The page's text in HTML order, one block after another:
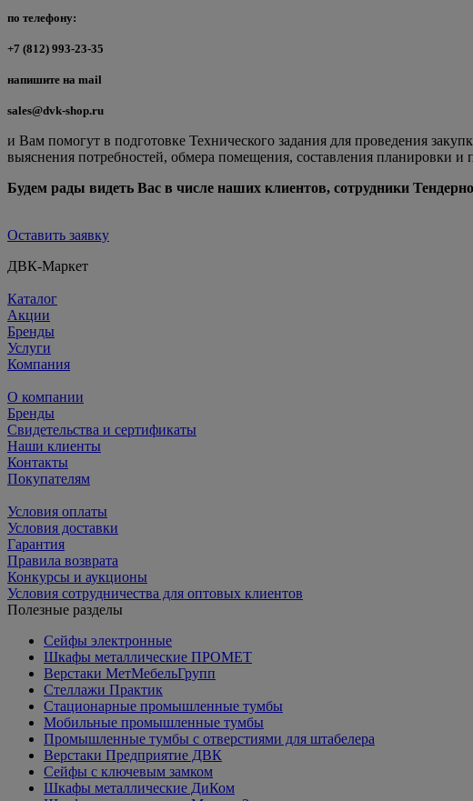
по телефону:
+7 (812) 993-23-35
напишите на mail
sales@dvk-shop.ru
и Вам помогут в подготовке Технического задания для проведения
выяснения потребностей, обмера помещения, составления планировки и
Будем рады видеть Вас в числе наших клиентов, сотрудники
Оставить заявку
ДВК-Маркет
Каталог
Акции
Бренды
Услуги
Компания
О компании
Бренды
Свидетельства и сертификаты
Наши клиенты
Контакты
Покупателям
Условия оплаты
Условия доставки
Гарантия
Правила возврата
Конкурсы и аукционы
Условия сотрудничества для оптовых клиентов
Полезные разделы
Сейфы электронные
Шкафы металлические ПРОМЕТ
Верстаки МетМебельГрупп
Стеллажи Практик
Стационарные промышленные тумбы
Мобильные промышленные тумбы
Промышленные тумбы с отверстиями для штабелера
Верстаки Предприятие ДВК
Сейфы с ключевым замком
Шкафы металлические ДиКом